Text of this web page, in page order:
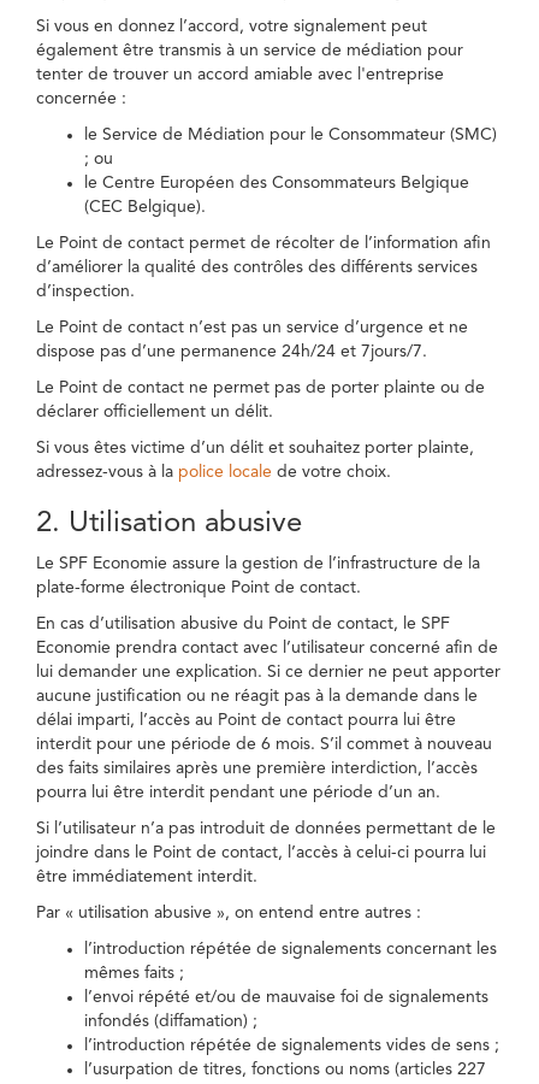
Si vous en donnez l’accord, votre signalement peut
également être transmis à un service de médiation pour
tenter de trouver un accord amiable avec l'entreprise
concernée :
le Service de Médiation pour le Consommateur (SMC)
; ou
le Centre Européen des Consommateurs Belgique
(CEC Belgique).
Le Point de contact permet de récolter de l’information afin
d’améliorer la qualité des contrôles des différents services
d’inspection.
Le Point de contact n’est pas un service d’urgence et ne
dispose pas d’une permanence 24h/24 et 7jours/7.
Le Point de contact ne permet pas de porter plainte ou de
déclarer officiellement un délit.
Si vous êtes victime d’un délit et souhaitez porter plainte,
adressez-vous à la police locale de votre choix.
2. Utilisation abusive
Le SPF Economie assure la gestion de l’infrastructure de la
plate-forme électronique Point de contact.
En cas d’utilisation abusive du Point de contact, le SPF
Economie prendra contact avec l’utilisateur concerné afin de
lui demander une explication. Si ce dernier ne peut apporter
aucune justification ou ne réagit pas à la demande dans le
délai imparti, l’accès au Point de contact pourra lui être
interdit pour une période de 6 mois. S’il commet à nouveau
des faits similaires après une première interdiction, l’accès
pourra lui être interdit pendant une période d’un an.
Si l’utilisateur n’a pas introduit de données permettant de le
joindre dans le Point de contact, l’accès à celui-ci pourra lui
être immédiatement interdit.
Par « utilisation abusive », on entend entre autres :
l’introduction répétée de signalements concernant les
mêmes faits ;
l’envoi répété et/ou de mauvaise foi de signalements
infondés (diffamation) ;
l’introduction répétée de signalements vides de sens ;
l’usurpation de titres, fonctions ou noms (articles 227